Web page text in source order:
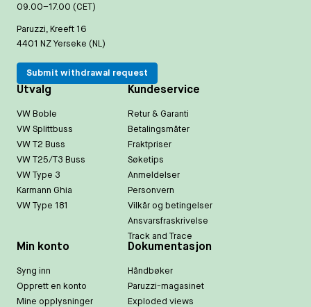
09.00–17.00 (CET)
Paruzzi, Kreeft 16
4401 NZ Yerseke (NL)
Submit withdrawal request
Utvalg
VW Boble
VW Splittbuss
VW T2 Buss
VW T25/T3 Buss
VW Type 3
Karmann Ghia
VW Type 181
Kundeservice
Retur & Garanti
Betalingsmåter
Fraktpriser
Søketips
Anmeldelser
Personvern
Vilkår og betingelser
Ansvarsfraskrivelse
Track and Trace
Min konto
Syng inn
Opprett en konto
Mine opplysninger
Dokumentasjon
Håndbøker
Paruzzi-magasinet
Exploded views